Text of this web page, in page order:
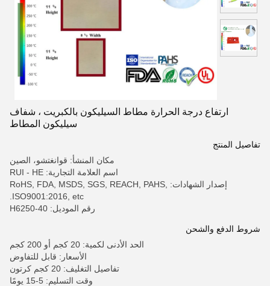
ارتفاع درجة الحرارة مطاط السيليكون بالكبريت ، شفاف
سيليكون المطاط
تفاصيل المنتج
مكان المنشأ: قوانغتشو، الصين
اسم العلامة التجارية: RUI - HE
إصدار الشهادات: RoHS, FDA, MSDS, SGS, REACH, PAHS,
ISO9001:2016, etc.
رقم الموديل: H6250-40
شروط الدفع والشحن
الحد الأدنى لكمية: 20 كجم أو 200 كجم
الأسعار: قابل للتفاوض
تفاصيل التغليف: 20 كجم كرتون
وقت التسليم: 5-15 يومًا